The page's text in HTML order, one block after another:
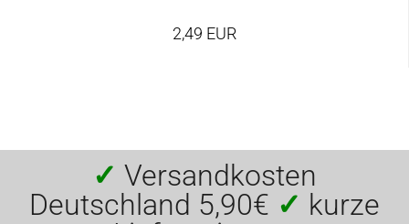
2,49 EUR
✓ Versandkosten
Deutschland 5,90€ ✓ kurze